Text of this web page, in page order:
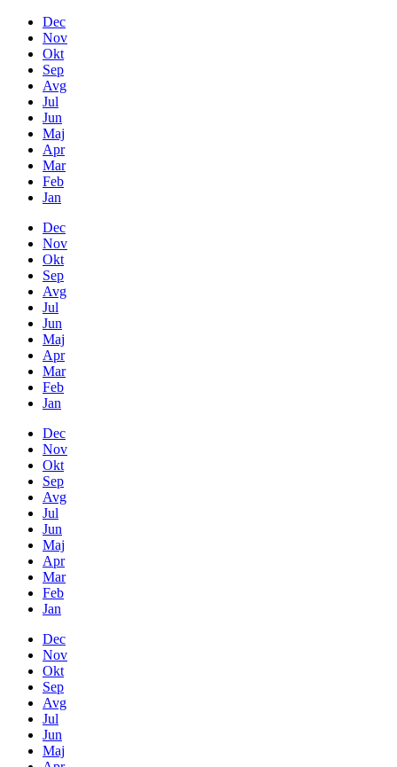
Dec
Nov
Okt
Sep
Avg
Jul
Jun
Maj
Apr
Mar
Feb
Jan
Dec
Nov
Okt
Sep
Avg
Jul
Jun
Maj
Apr
Mar
Feb
Jan
Dec
Nov
Okt
Sep
Avg
Jul
Jun
Maj
Apr
Mar
Feb
Jan
Dec
Nov
Okt
Sep
Avg
Jul
Jun
Maj